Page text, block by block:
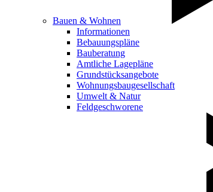
Bauen & Wohnen
Informationen
Bebauungspläne
Bauberatung
Amtliche Lagepläne
Grundstücksangebote
Wohnungsbaugesellschaft
Umwelt & Natur
Feldgeschworene